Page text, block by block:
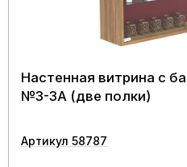
Настенная витрина с
№3-3А (две полки)
Артикул 58787